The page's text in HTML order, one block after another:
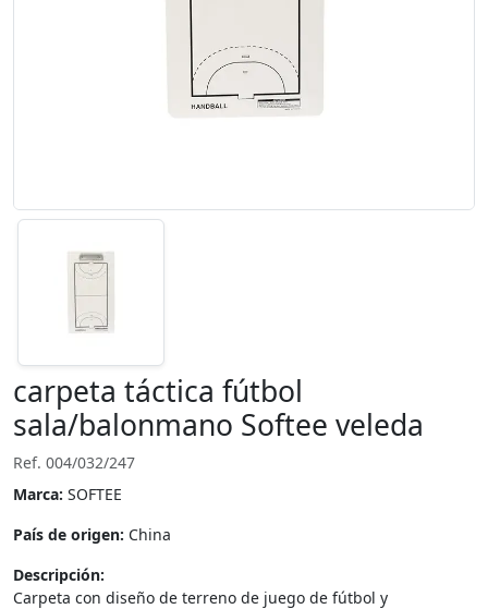
carpeta táctica fútbol
sala/balonmano Softee veleda
Ref. 004/032/247
Marca: SOFTEE
País de origen: China
Descripción:
Carpeta con diseño de terreno de juego de fútbol y